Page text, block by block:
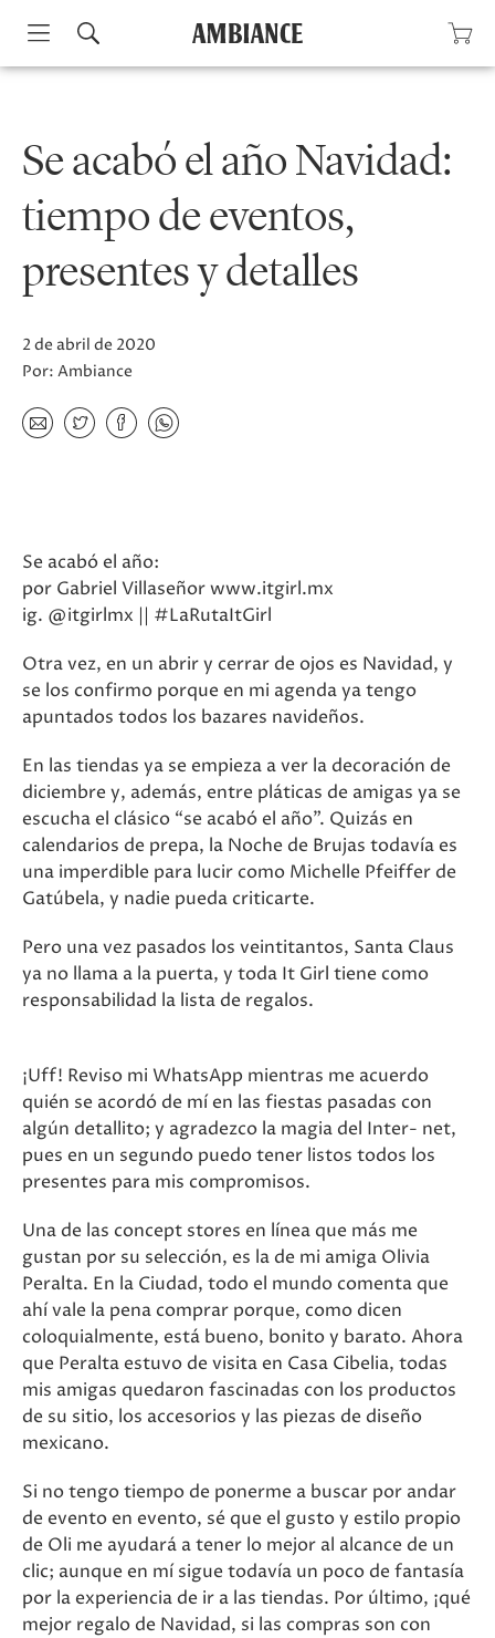
Skip
Se acabó el año Navidad:
tiempo de eventos,
presentes y detalles
2 de abril de 2020
Por: Ambiance
Se acabó el año:
por Gabriel Villaseñor www.itgirl.mx
ig. @itgirlmx || #LaRutaItGirl
Otra vez, en un abrir y cerrar de ojos es Navidad, y
se los confirmo porque en mi agenda ya tengo
apuntados todos los bazares navideños.
En las tiendas ya se empieza a ver la decoración de
diciembre y, además, entre pláticas de amigas ya se
escucha el clásico “se acabó el año”. Quizás en
calendarios de prepa, la Noche de Brujas todavía es
una imperdible para lucir como Michelle Pfeiffer de
Gatúbela, y nadie pueda criticarte.
Pero una vez pasados los veintitantos, Santa Claus
ya no llama a la puerta, y toda It Girl tiene como
responsabilidad la lista de regalos.
¡Uff! Reviso mi WhatsApp mientras me acuerdo
quién se acordó de mí en las fiestas pasadas con
algún detallito; y agradezco la magia del Inter- net,
pues en un segundo puedo tener listos todos los
presentes para mis compromisos.
Una de las concept stores en línea que más me
gustan por su selección, es la de mi amiga Olivia
Peralta. En la Ciudad, todo el mundo comenta que
ahí vale la pena comprar porque, como dicen
coloquialmente, está bueno, bonito y barato. Ahora
que Peralta estuvo de visita en Casa Cibelia, todas
mis amigas quedaron fascinadas con los productos
de su sitio, los accesorios y las piezas de diseño
mexicano.
Si no tengo tiempo de ponerme a buscar por andar
de evento en evento, sé que el gusto y estilo propio
de Oli me ayudará a tener lo mejor al alcance de un
clic; aunque en mí sigue todavía un poco de fantasía
por la experiencia de ir a las tiendas. Por último, ¡qué
mejor regalo de Navidad, si las compras son con